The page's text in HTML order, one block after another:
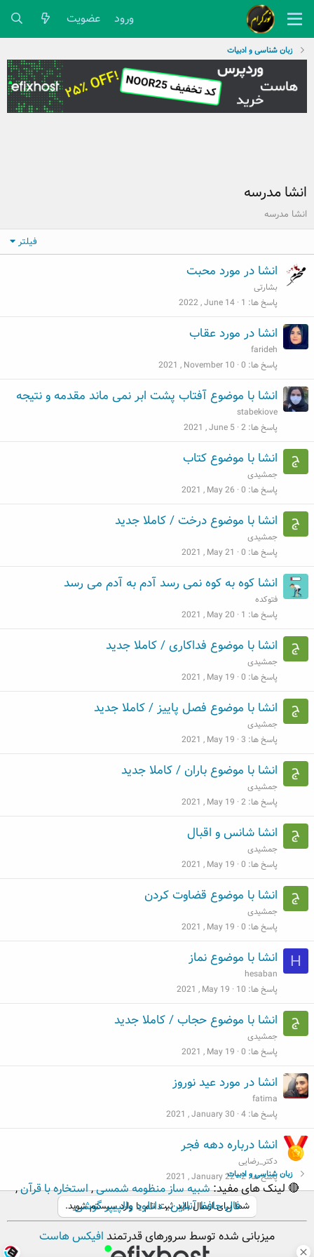
ورود عضویت
زبان شناسی و ادبیات
انشا مدرسه
انشا مدرسه
فیلتر
انشا در مورد محبت
بشارتی
پاسخ ها 1
2022 , June 14
انشا در مورد عقاب
farideh
پاسخ ها 0
2021 , November 10
انشا با موضوع آفتاب پشت ابر نمی ماند مقدمه و نتیجه
stabekiove
پاسخ ها 2
2021 , June 5
انشا با موضوع کتاب
جمشیدی
پاسخ ها 0
2021 , May 26
انشا با موضوع درخت / کاملا جدید
جمشیدی
پاسخ ها 0
2021 , May 21
انشا کوه به کوه نمی رسد آدم به آدم می رسد
فتوکده
پاسخ ها 1
2021 , May 20
انشا با موضوع فداکاری / کاملا جدید
جمشیدی
پاسخ ها 0
2021 , May 19
انشا با موضوع فصل پاییز / کاملا جدید
جمشیدی
پاسخ ها 3
2021 , May 19
انشا با موضوع باران / کاملا جدید
جمشیدی
پاسخ ها 2
2021 , May 19
انشا شانس و اقبال
جمشیدی
پاسخ ها 0
2021 , May 19
انشا با موضوع قضاوت کردن
جمشیدی
پاسخ ها 0
2021 , May 19
H انشا با موضوع نماز
hesaban
پاسخ ها 10
2021 , May 19
انشا با موضوع حجاب / کاملا جدید
جمشیدی
پاسخ ها 0
2021 , May 19
انشا در مورد عید نوروز
fatima
پاسخ ها 4
2021 , January 30
انشا درباره دهه فجر
دکتر_رضایی
پاسخ ها 2
2021 , January 22
شما برای ارسال باید ثبت نام یا وارد سیستم شوید.
زبان شناسی و ادبیات
🔴 لینک های مفید:شبیه ساز منظومه شمسی,استخاره با قرآن,
فال حافظ آنلاین,دانلود والپیپر گوشی
میزبانی شده توسط سرورهای قدرتمند افیکس هاست